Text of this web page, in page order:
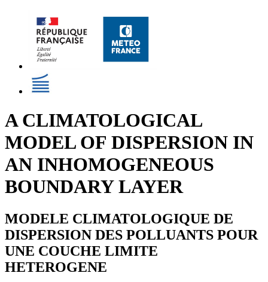
A CLIMATOLOGICAL
MODEL OF DISPERSION IN
AN INHOMOGENEOUS
BOUNDARY LAYER
MODELE CLIMATOLOGIQUE DE
DISPERSION DES POLLUANTS POUR
UNE COUCHE LIMITE
HETEROGENE